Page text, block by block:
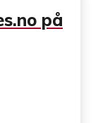
på